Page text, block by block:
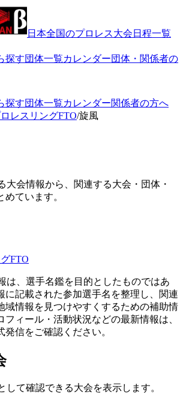
日本全国のプロレス大会日程一覧
探す団体一覧カレンダー団体・関係者の
探す団体一覧カレンダー関係者の方へ
レスリングFTO/旋風
大会情報から、関連する大会・団体・
ています。
FTO
は、選手名鑑を目的としたものではあ
に記載された参加選手名を整理し、関連
域情報を見つけやすくするための補助情
フィール・活動状況などの最新情報は、
信をご確認ください。
して確認できる大会を表示します。